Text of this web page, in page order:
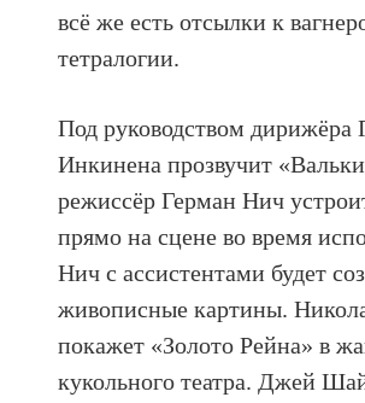
всё же есть отсылки к
тетралогии.
Под руководством дирижёра
Инкинена прозвучит
режиссёр Герман Нич
прямо на сцене во время
Нич с ассистентами будет
живописные картины.
покажет «Золото Рейна» в
кукольного театра. Джей